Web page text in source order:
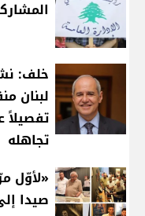
خلف:
لبنان
تفصيلاً
تجاهله
«لأوّل
صيدا